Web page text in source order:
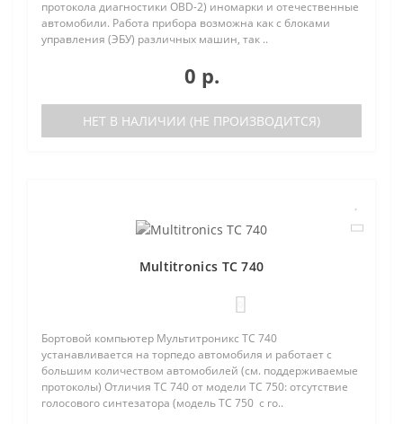
протокола диагностики OBD-2) иномарки и отечественные
автомобили. Работа прибора возможна как с блоками
управления (ЭБУ) различных машин, так ..
0 р.
НЕТ В НАЛИЧИИ (НЕ ПРОИЗВОДИТСЯ)
Multitronics TC 740
Бортовой компьютер Мультитроникс TC 740
устанавливается на торпедо автомобиля и работает с
большим количеством автомобилей (см. поддерживаемые
протоколы) Отличия TC 740 от модели TC 750: отсутствие
голосового синтезатора (модель TC 750 с го..